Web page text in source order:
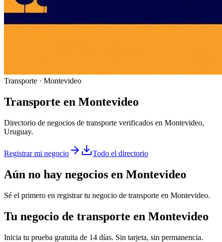
Transporte · Montevideo
Transporte en Montevideo
Directorio de negocios de transporte verificados en Montevideo,
Uruguay.
Registrar mi negocio Todo el directorio
Aún no hay negocios en Montevideo
Sé el primero en registrar tu negocio de transporte en Montevideo.
Tu negocio de transporte en Montevideo
Inicia tu prueba gratuita de 14 días. Sin tarjeta, sin permanencia.